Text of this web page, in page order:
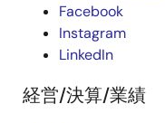
Facebook
Instagram
LinkedIn
経営/決算/業績